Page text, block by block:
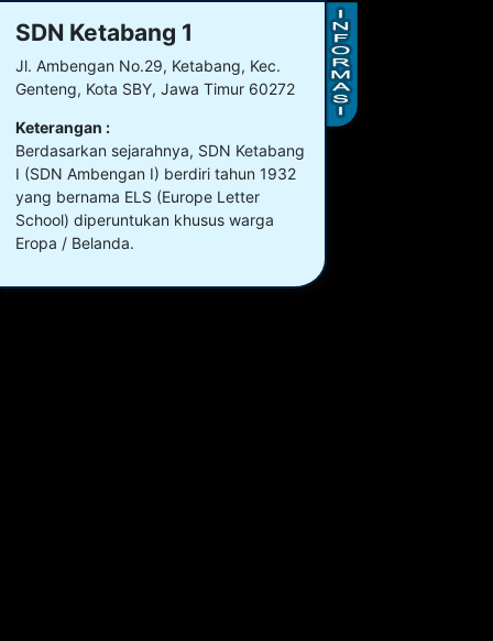
SDN Ketabang 1
Jl. Ambengan No.29, Ketabang, Kec.
Genteng, Kota SBY, Jawa Timur 60272
Keterangan :
Berdasarkan sejarahnya, SDN Ketabang
I (SDN Ambengan I) berdiri tahun 1932
yang bernama ELS (Europe Letter
School) diperuntukan khusus warga
Eropa / Belanda.